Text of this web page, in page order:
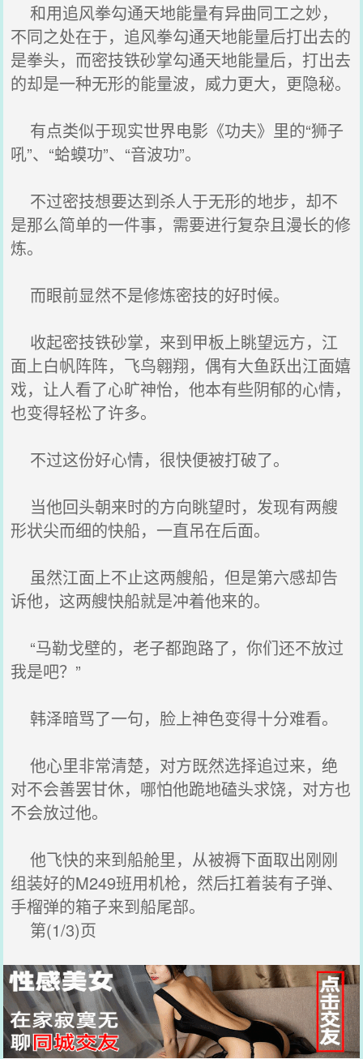
和用追风拳勾通天地能量有异曲同工之妙，
不同之处在于，追风拳勾通天地能量后打出去的
是拳头，而密技铁砂掌勾通天地能量后，打出去
的却是一种无形的能量波，威力更大，更隐秘。
有点类似于现实世界电影《功夫》里的“狮子
吼”、“蛤蟆功”、“音波功”。
不过密技想要达到杀人于无形的地步，却不
是那么简单的一件事，需要进行复杂且漫长的修
炼。
而眼前显然不是修炼密技的好时候。
收起密技铁砂掌，来到甲板上眺望远方，江
面上白帆阵阵，飞鸟翱翔，偶有大鱼跃出江面嬉
戏，让人看了心旷神怡，他本有些阴郁的心情，
也变得轻松了许多。
不过这份好心情，很快便被打破了。
当他回头朝来时的方向眺望时，发现有两艘
形状尖而细的快船，一直吊在后面。
虽然江面上不止这两艘船，但是第六感却告
诉他，这两艘快船就是冲着他来的。
“马勒戈壁的，老子都跑路了，你们还不放过
我是吧？”
韩泽暗骂了一句，脸上神色变得十分难看。
他心里非常清楚，对方既然选择追过来，绝
对不会善罢甘休，哪怕他跪地磕头求饶，对方也
不会放过他。
他飞快的来到船舱里，从被褥下面取出刚刚
组装好的M249班用机枪，然后扛着装有子弹、
手榴弹的箱子来到船尾部。
第(1/3)页